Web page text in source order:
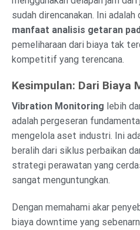
sudah direncanakan. Ini
manfaat analisis getaran
pemeliharaan dari biaya tak
kompetitif yang terencana.
Kesimpulan: Dari Biaya
Vibration Monitoring lebih
adalah pergeseran
mengelola aset industri. Ini
beralih dari siklus perbaikan
strategi perawatan yang
sangat menguntungkan.
Dengan memahami akar
biaya downtime yang